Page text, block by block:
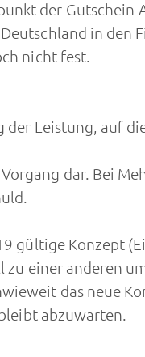
der
in den
nicht fest.
Leistung, auf
dar. Bei
gültige Konzept
zu einer anderen
das neue
abzuwarten.